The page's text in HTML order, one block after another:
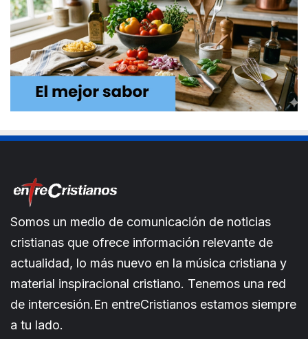
Somos un medio de comunicación de noticias
cristianas que ofrece información relevante de
actualidad, lo más nuevo en la música cristiana y
material inspiracional cristiano. Tenemos una red
de intercesión.En entreCristianos estamos siempre
a tu lado.